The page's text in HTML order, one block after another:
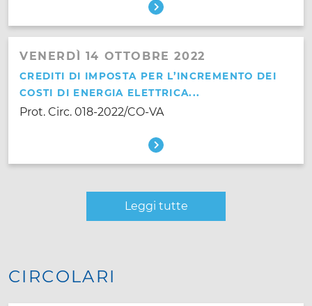
VENERDÌ 14 OTTOBRE 2022
CREDITI DI IMPOSTA PER L’INCREMENTO DEI
COSTI DI ENERGIA ELETTRICA...
Prot. Circ. 018-2022/CO-VA
Leggi tutte
CIRCOLARI